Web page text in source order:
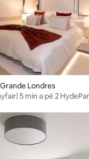
Londres
5 min a pé 2